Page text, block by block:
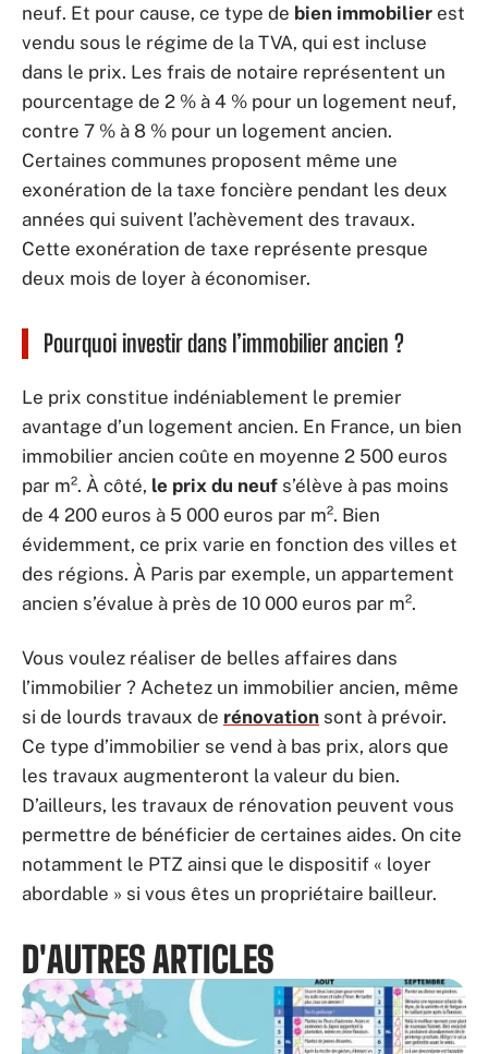
neuf. Et pour cause, ce type de bien immobilier est
vendu sous le régime de la TVA, qui est incluse
dans le prix. Les frais de notaire représentent un
pourcentage de 2 % à 4 % pour un logement neuf,
contre 7 % à 8 % pour un logement ancien.
Certaines communes proposent même une
exonération de la taxe foncière pendant les deux
années qui suivent l’achèvement des travaux.
Cette exonération de taxe représente presque
deux mois de loyer à économiser.
Pourquoi investir dans l’immobilier ancien ?
Le prix constitue indéniablement le premier
avantage d’un logement ancien. En France, un bien
immobilier ancien coûte en moyenne 2 500 euros
par m². À côté, le prix du neuf s’élève à pas moins
de 4 200 euros à 5 000 euros par m². Bien
évidemment, ce prix varie en fonction des villes et
des régions. À Paris par exemple, un appartement
ancien s’évalue à près de 10 000 euros par m².
Vous voulez réaliser de belles affaires dans
l’immobilier ? Achetez un immobilier ancien, même
si de lourds travaux de rénovation sont à prévoir.
Ce type d’immobilier se vend à bas prix, alors que
les travaux augmenteront la valeur du bien.
D’ailleurs, les travaux de rénovation peuvent vous
permettre de bénéficier de certaines aides. On cite
notamment le PTZ ainsi que le dispositif « loyer
abordable » si vous êtes un propriétaire bailleur.
D'AUTRES ARTICLES